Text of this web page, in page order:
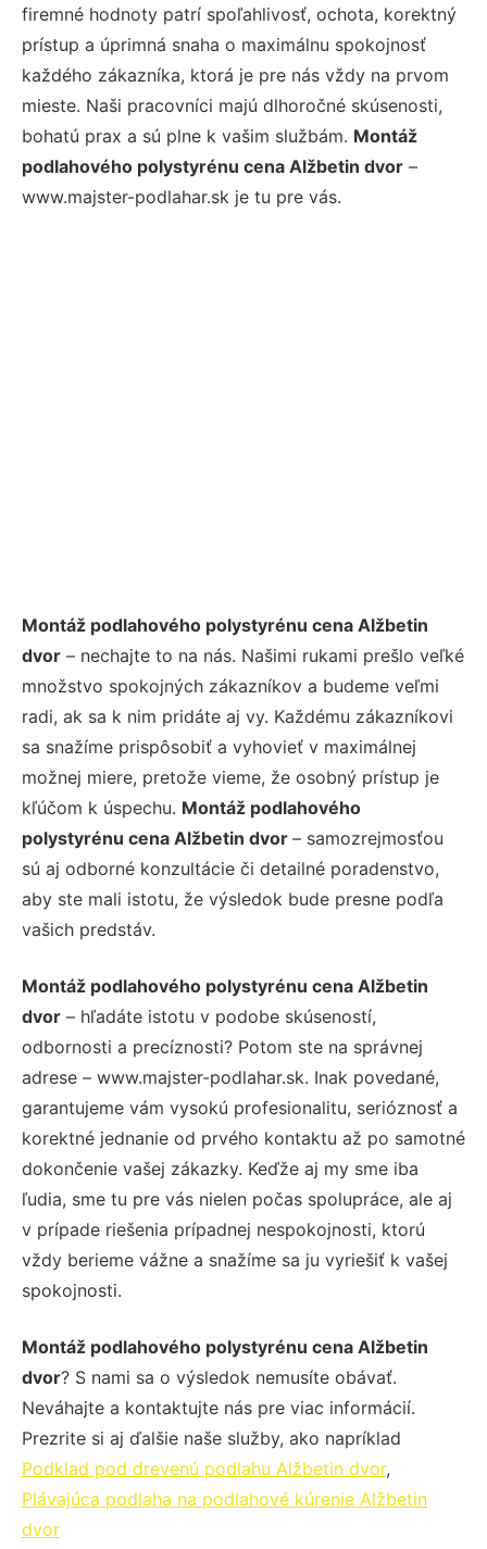
firemné hodnoty patrí spoľahlivosť, ochota, korektný
prístup a úprimná snaha o maximálnu spokojnosť
každého zákazníka, ktorá je pre nás vždy na prvom
mieste. Naši pracovníci majú dlhoročné skúsenosti,
bohatú prax a sú plne k vašim službám. Montáž
podlahového polystyrénu cena Alžbetin dvor –
www.majster-podlahar.sk je tu pre vás.
Montáž podlahového polystyrénu cena Alžbetin
dvor – nechajte to na nás. Našimi rukami prešlo veľké
množstvo spokojných zákazníkov a budeme veľmi
radi, ak sa k nim pridáte aj vy. Každému zákazníkovi
sa snažíme prispôsobiť a vyhovieť v maximálnej
možnej miere, pretože vieme, že osobný prístup je
kľúčom k úspechu. Montáž podlahového
polystyrénu cena Alžbetin dvor – samozrejmosťou
sú aj odborné konzultácie či detailné poradenstvo,
aby ste mali istotu, že výsledok bude presne podľa
vašich predstáv.
Montáž podlahového polystyrénu cena Alžbetin
dvor – hľadáte istotu v podobe skúseností,
odbornosti a precíznosti? Potom ste na správnej
adrese – www.majster-podlahar.sk. Inak povedané,
garantujeme vám vysokú profesionalitu, serióznosť a
korektné jednanie od prvého kontaktu až po samotné
dokončenie vašej zákazky. Keďže aj my sme iba
ľudia, sme tu pre vás nielen počas spolupráce, ale aj
v prípade riešenia prípadnej nespokojnosti, ktorú
vždy berieme vážne a snažíme sa ju vyriešiť k vašej
spokojnosti.
Montáž podlahového polystyrénu cena Alžbetin
dvor? S nami sa o výsledok nemusíte obávať.
Neváhajte a kontaktujte nás pre viac informácií.
Prezrite si aj ďalšie naše služby, ako napríklad
Podklad pod drevenú podlahu Alžbetin dvor,
Plávajúca podlaha na podlahové kúrenie Alžbetin
dvor